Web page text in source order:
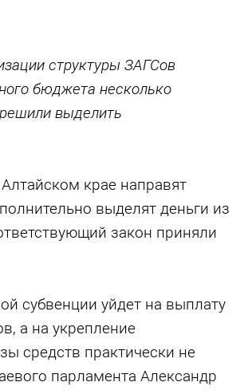
структуры ЗАГСов
бюджета несколько
выделить
крае направят
выделят деньги из
закон приняли
субвенции уйдет на выплату
а на укрепление
средств практически не
парламента Александр